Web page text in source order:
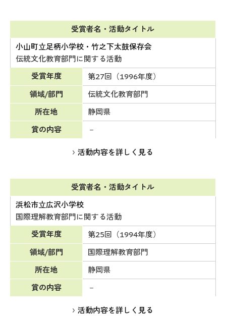
受賞者名・活動タイトル
小山町立足柄小学校・竹之下太鼓保存会
伝統文化教育部門に関する活動
受賞年度
第27回（1996年度）
領域/部門
伝統文化教育部門
所在地
静岡県
賞の内容
－
活動内容を詳しく見る
受賞者名・活動タイトル
浜松市立広沢小学校
国際理解教育部門に関する活動
受賞年度
第25回（1994年度）
領域/部門
国際理解教育部門
所在地
静岡県
賞の内容
－
活動内容を詳しく見る